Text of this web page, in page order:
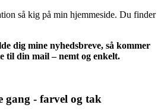
så kig på min hjemmeside.Du finder
dig mine nyhedsbreve, så kommer
til dinmail – nemt og enkelt.
gang - farvel og tak